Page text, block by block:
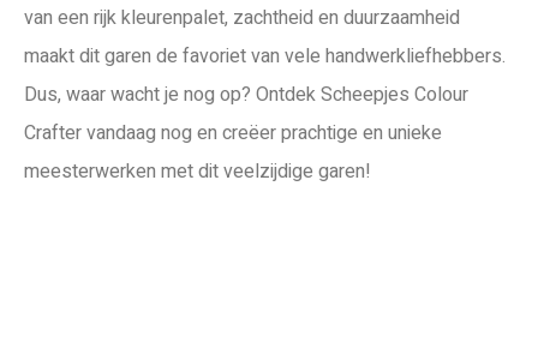
van een rijk kleurenpalet, zachtheid en duurzaamheid
maakt dit garen de favoriet van vele handwerkliefhebbers.
Dus, waar wacht je nog op? Ontdek Scheepjes Colour
Crafter vandaag nog en creëer prachtige en unieke
meesterwerken met dit veelzijdige garen!